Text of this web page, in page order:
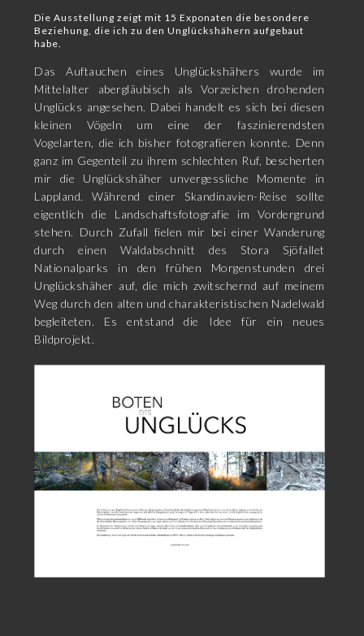
Die Ausstellung zeigt mit 15 Exponaten die besondere
Beziehung, die ich zu den Unglückshähern aufgebaut
habe.
Das Auftauchen eines Unglückshähers wurde im
Mittelalter abergläubisch als Vorzeichen drohenden
Unglücks angesehen. Dabei handelt es sich bei diesen
kleinen Vögeln um eine der faszinierendsten
Vogelarten, die ich bisher fotografieren konnte. Denn
ganz im Gegenteil zu ihrem schlechten Ruf, bescherten
mir die Unglückshäher unvergessliche Momente in
Lappland. Während einer Skandinavien-Reise sollte
eigentlich die Landschaftsfotografie im Vordergrund
stehen. Durch Zufall fielen mir bei einer Wanderung
durch einen Waldabschnitt des Stora Sjöfallet
Nationalparks in den frühen Morgenstunden drei
Unglückshäher auf, die mich zwitschernd auf meinem
Weg durch den alten und charakteristischen Nadelwald
begleiteten. Es entstand die Idee für ein neues
Bildprojekt.